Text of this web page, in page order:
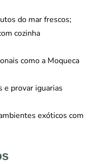
do mar frescos;
cozinha
como a Moqueca
e provar iguarias
exóticos com